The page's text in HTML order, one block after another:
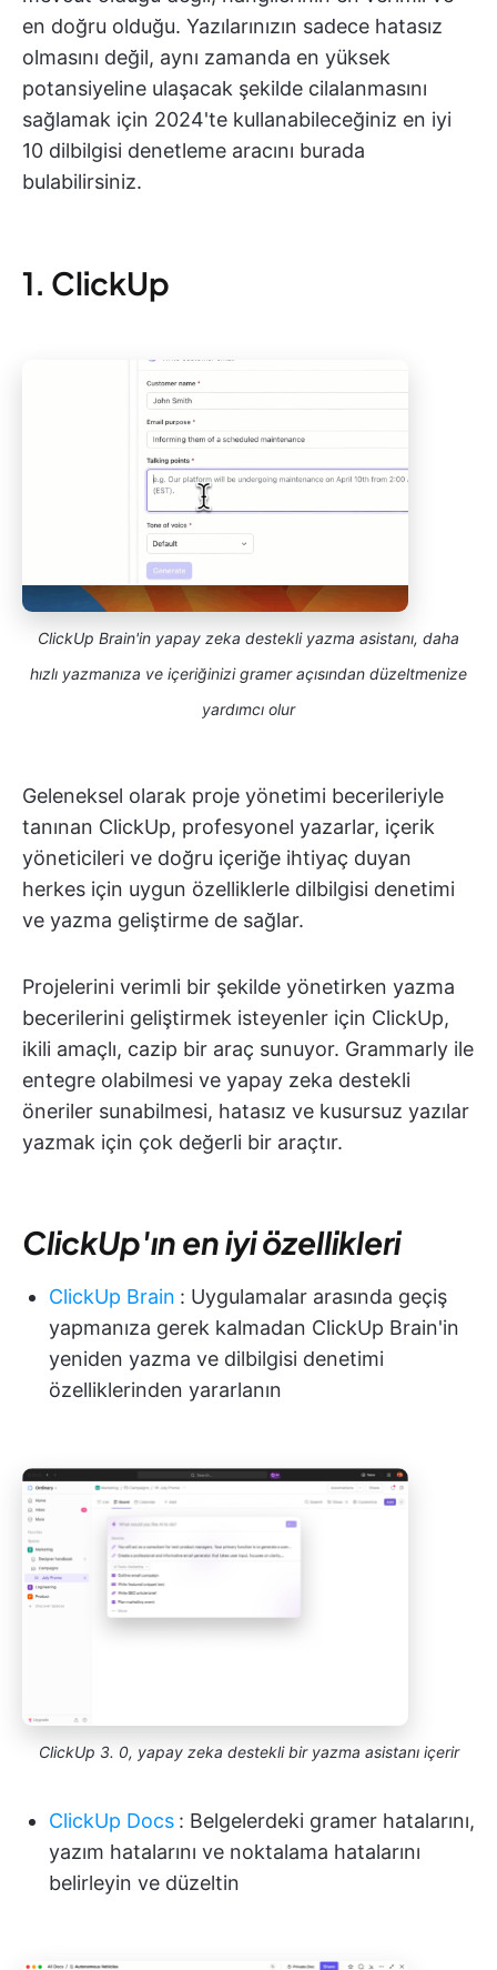
en doğru olduğu. Yazılarınızın sadece hatasız
olmasını değil, aynı zamanda en yüksek
potansiyeline ulaşacak şekilde cilalanmasını
sağlamak için 2024'te kullanabileceğiniz en iyi
10 dilbilgisi denetleme aracını burada
bulabilirsiniz.
1. ClickUp
ClickUp Brain'in yapay zeka destekli yazma asistanı, daha
hızlı yazmanıza ve içeriğinizi gramer açısından düzeltmenize
yardımcı olur
Geleneksel olarak proje yönetimi becerileriyle
tanınan ClickUp, profesyonel yazarlar, içerik
yöneticileri ve doğru içeriğe ihtiyaç duyan
herkes için uygun özelliklerle dilbilgisi denetimi
ve yazma geliştirme de sağlar.
Projelerini verimli bir şekilde yönetirken yazma
becerilerini geliştirmek isteyenler için ClickUp,
ikili amaçlı, cazip bir araç sunuyor. Grammarly ile
entegre olabilmesi ve yapay zeka destekli
öneriler sunabilmesi, hatasız ve kusursuz yazılar
yazmak için çok değerli bir araçtır.
ClickUp'ın en iyi özellikleri
ClickUp Brain : Uygulamalar arasında geçiş
yapmanıza gerek kalmadan ClickUp Brain'in
yeniden yazma ve dilbilgisi denetimi
özelliklerinden yararlanın
ClickUp 3. 0, yapay zeka destekli bir yazma asistanı içerir
ClickUp Docs : Belgelerdeki gramer hatalarını,
yazım hatalarını ve noktalama hatalarını
belirleyin ve düzeltin